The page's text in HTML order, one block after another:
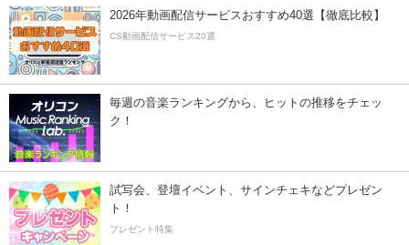
2026年動画配信サービスおすすめ40選【徹底比較】
CS動画配信サービス20選
毎週の音楽ランキングから、ヒットの推移をチェッ
ク！
試写会、登壇イベント、サインチェキなどプレゼン
ト！
プレゼント特集